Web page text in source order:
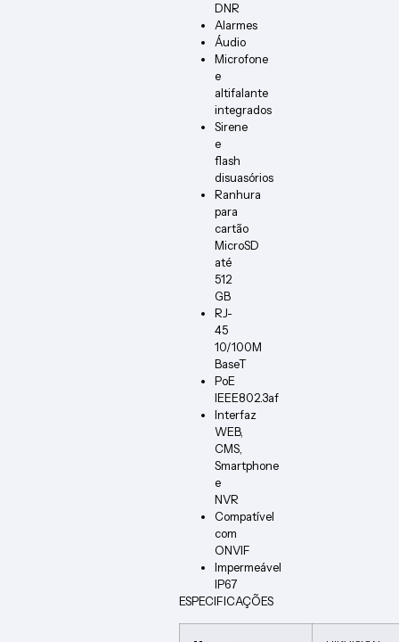
DNR
Alarmes
Áudio
Microfone
e
altifalante
integrados
Sirene
e
flash
disuasórios
Ranhura
para
cartão
MicroSD
até
512
GB
RJ-
45
10/100M
BaseT
PoE
IEEE802.3af
Interfaz
WEB,
CMS,
Smartphone
e
NVR
Compatível
com
ONVIF
Impermeável
IP67
ESPECIFICAÇÕES